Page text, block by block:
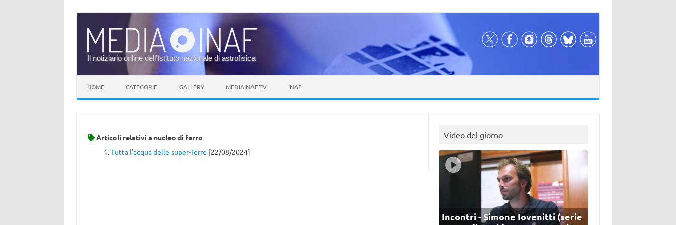
Il notiziario online dell’Istituto nazionale di astrofisica
HOME CATEGORIE GALLERY MEDIAINAF TV INAF
Articoli relativi a nucleo di ferro
Tutta l’acqua delle super-Terre [22/08/2024]
Video del giorno
Incontri - Simone Iovenitti (serie